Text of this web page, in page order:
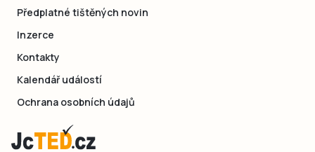
Předplatné tištěných novin
Inzerce
Kontakty
Kalendář událostí
Ochrana osobních údajů